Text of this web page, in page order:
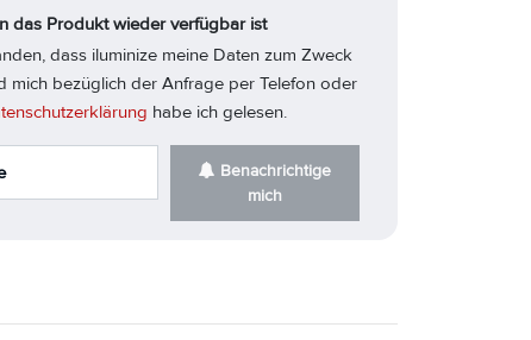
das Produkt wieder verfügbar ist
dass iluminize meine Daten zum Zweck
mich bezüglich der Anfrage per Telefon oder
habe ich gelesen.
mich